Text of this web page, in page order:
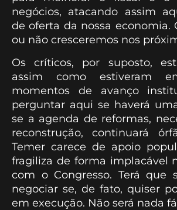
negócios, atacando assim
de oferta da nossa economia.
ou não cresceremos nos
Os críticos, por suposto,
assim como estiveram
momentos de avanço
perguntar aqui se haverá
se a agenda de reformas,
reconstrução, continuará
Temer carece de apoio
fragiliza de forma implacável
com o Congresso. Terá que
negociar se, de fato, quiser
em execução. Não será nada